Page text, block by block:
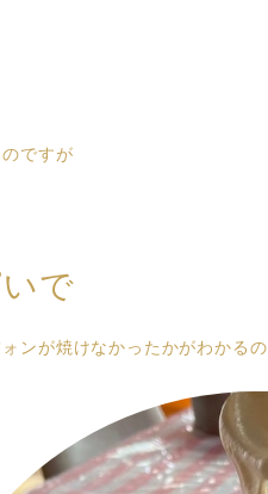
ですが
で
ンが焼けなかったかがわかるの